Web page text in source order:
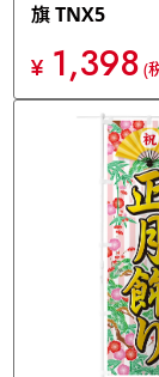
旗 TNX5
¥ 1,398 (